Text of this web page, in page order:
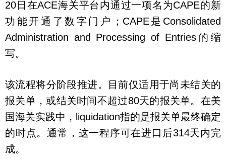
20日在ACE海关平台内通过一项名为CAPE的新
功能开通了数字门户；CAPE是Consolidated
Administration and Processing of Entries的缩
写。
该流程将分阶段推进。目前仅适用于尚未结关的
报关单，或结关时间不超过80天的报关单。在美
国海关实践中，liquidation指的是报关单最终确定
的时点。通常，这一程序可在进口后314天内完
成。